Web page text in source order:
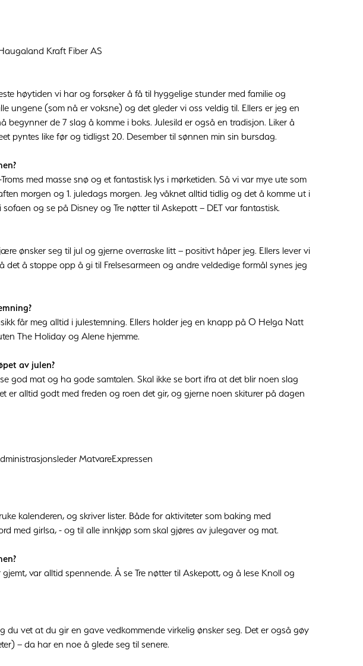
Kraft Fiber AS
høytiden vi har og forsøker å få til hyggelige stunder med familie og
ungene (som nå er voksne) og det gleder vi oss veldig til. Ellers er jeg en
begynner de 7 slag å komme i boks. Julesild er også en tradisjon. Liker å
pyntes like før og tidligst 20. Desember til sønnen min sin bursdag.
med masse snø og et fantastisk lys i mørketiden. Så vi var mye ute som
morgen og 1. juledags morgen. Jeg våknet alltid tidlig og det å komme ut i
og se på Disney og Tre nøtter til Askepott – DET var fantastisk.
ønsker seg til jul og gjerne overraske litt – positivt håper jeg. Ellers lever vi
det å stoppe opp å gi til Frelsesarmeen og andre veldedige formål synes jeg
får meg alltid i julestemning. Ellers holder jeg en knapp på O Helga Natt
The Holiday og Alene hjemme.
av julen?
god mat og ha gode samtalen. Skal ikke se bort ifra at det blir noen slag
er alltid godt med freden og roen det gir, og gjerne noen skiturer på dagen
MatvareExpressen
kalenderen, og skriver lister. Både for aktiviteter som baking med
med girlsa, - og til alle innkjøp som skal gjøres av julegaver og mat.
var alltid spennende. Å se Tre nøtter til Askepott, og å lese Knoll og
du vet at du gir en gave vedkommende virkelig ønsker seg. Det er også gøy
– da har en noe å glede seg til senere.